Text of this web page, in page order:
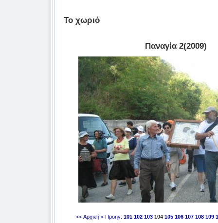
Το χωριό
Παναγία 2(2009)
<< Αρχική < Προηγ. 101 102 103 104 105 106 107 108 109